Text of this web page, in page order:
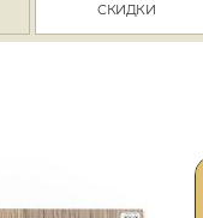
СКИДКИ